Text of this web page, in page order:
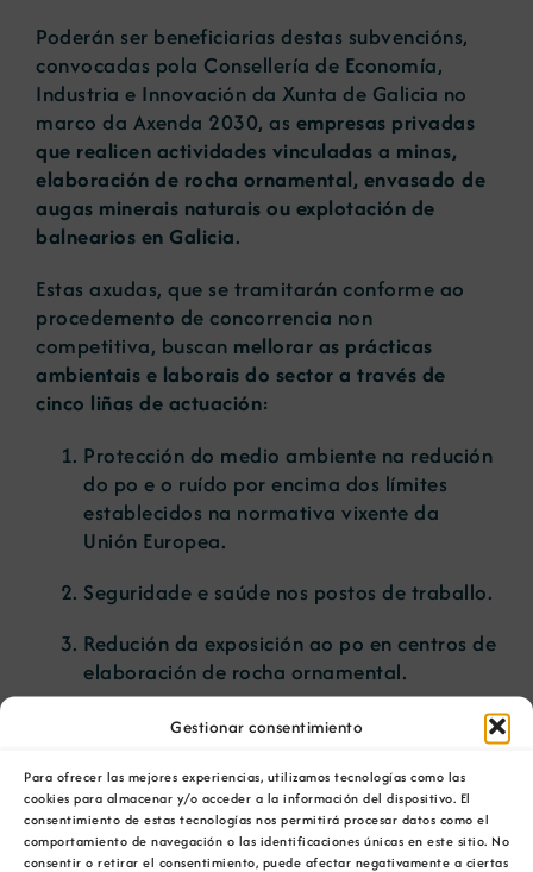
Gestionar consentimiento
Para ofrecer las mejores experiencias, utilizamos tecnologías como las
cookies para almacenar y/o acceder a la información del dispositivo. El
consentimiento de estas tecnologías nos permitirá procesar datos como el
comportamiento de navegación o las identificaciones únicas en este sitio. No
consentir o retirar el consentimiento, puede afectar negativamente a ciertas
Poderán ser beneficiarias destas subvencións,
convocadas pola Consellería de Economía,
Industria e Innovación da Xunta de Galicia no
marco da Axenda 2030, as empresas privadas
que realicen actividades vinculadas a minas,
elaboración de rocha ornamental, envasado de
augas minerais naturais ou explotación de
balnearios en Galicia.
Estas axudas, que se tramitarán conforme ao
procedemento de concorrencia non
competitiva, buscan mellorar as prácticas
ambientais e laborais do sector a través de
cinco liñas de actuación:
Protección do medio ambiente na redución
do po e o ruído por encima dos límites
establecidos na normativa vixente da
Unión Europea.
Seguridade e saúde nos postos de traballo.
Redución da exposición ao po en centros de
elaboración de rocha ornamental.
Conservación e xestión sustentable dos
minerais, termais e de manancial.
Implantación e certificación das normas
UNE 22480 e UNE 22470.